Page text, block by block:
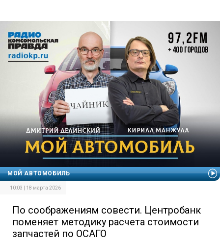
МОЙ АВТОМОБИЛЬ
10:03 | 18 марта 2026
По соображениям совести. Центробанк
поменяет методику расчета стоимости
запчастей по ОСАГО